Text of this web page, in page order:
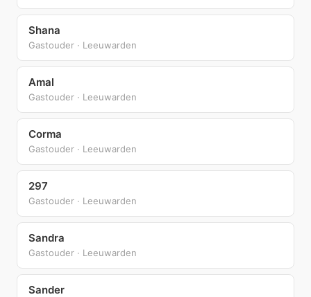
Shana
Gastouder · Leeuwarden
Amal
Gastouder · Leeuwarden
Corma
Gastouder · Leeuwarden
297
Gastouder · Leeuwarden
Sandra
Gastouder · Leeuwarden
Sander